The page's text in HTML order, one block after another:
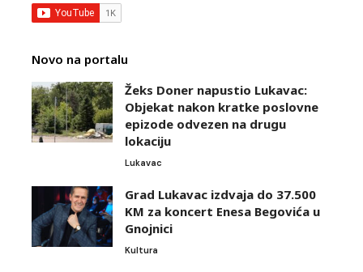
Novo na portalu
Žeks Doner napustio Lukavac:
Objekat nakon kratke poslovne
epizode odvezen na drugu
lokaciju
Lukavac
Grad Lukavac izdvaja do 37.500
KM za koncert Enesa Begovića u
Gnojnici
Kultura